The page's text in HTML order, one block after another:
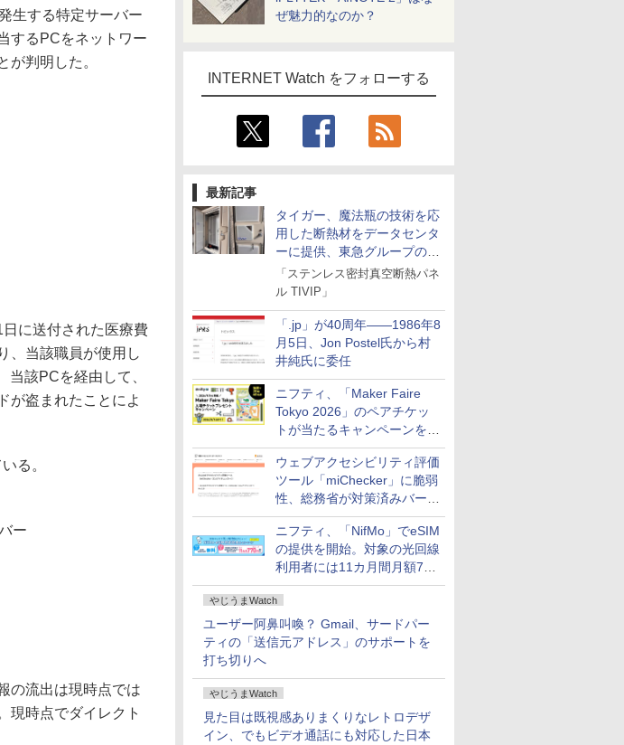
ぜ魅力的なのか？
INTERNET Watch をフォローする
最新記事
タイガー、魔法瓶の技術を応
用した断熱材をデータセンタ
ーに提供、東急グループの実
証実験で
「ステンレス密封真空断熱パネ
ル TIVIP」
「.jp」が40周年――1986年8
月5日、Jon Postel氏から村
井純氏に委任
ニフティ、「Maker Faire
Tokyo 2026」のペアチケッ
トが当たるキャンペーンをX
で実施。8月16日まで
ウェブアクセシビリティ評価
ツール「miChecker」に脆弱
性、総務省が対策済みバージ
ョンへの更新を呼び掛け
ニフティ、「NifMo」でeSIM
の提供を開始。対象の光回線
利用者には11カ月間月額770
円割引のキャンペーン
やじうまWatch
ユーザー阿鼻叫喚？ Gmail、サードパー
ティの「送信元アドレス」のサポートを
打ち切りへ
やじうまWatch
見た目は既視感ありまくりなレトロデザ
イン、でもビデオ通話にも対応した日本
生する特定サーバー
するPCをネットワー
が判明した。
に送付された医療費
、当該職員が使用し
該PCを経由して、
が盗まれたことによ
る。
ー
の流出は現時点では
現時点でダイレクト